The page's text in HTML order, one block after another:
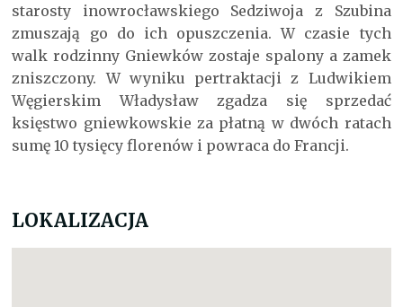
starosty inowrocławskiego Sedziwoja z Szubina
zmuszają go do ich opuszczenia. W czasie tych
walk rodzinny Gniewków zostaje spalony a zamek
zniszczony. W wyniku pertraktacji z Ludwikiem
Węgierskim Władysław zgadza się sprzedać
księstwo gniewkowskie za płatną w dwóch ratach
sumę 10 tysięcy florenów i powraca do Francji.
LOKALIZACJA